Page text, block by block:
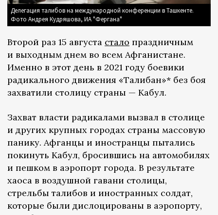
Делегация талибов на международной конференции в Ташкенте.
Фото Андрея Кудряшова, ИА "Фергана"
Второй раз 15 августа стало праздничным
и выходным днем во всем Афганистане.
Именно в этот день в 2021 году боевики
радикального движения «Талибан»* без боя
захватили столицу страны — Кабул.
Захват власти радикалами вызвал в столице
и других крупных городах страны массовую
панику. Афганцы и иностранцы пытались
покинуть Кабул, бросившись на автомобилях
и пешком в аэропорт города. В результате
хаоса в воздушной гавани столицы,
стрельбы талибов и иностранных солдат,
которые были дислоцированы в аэропорту,